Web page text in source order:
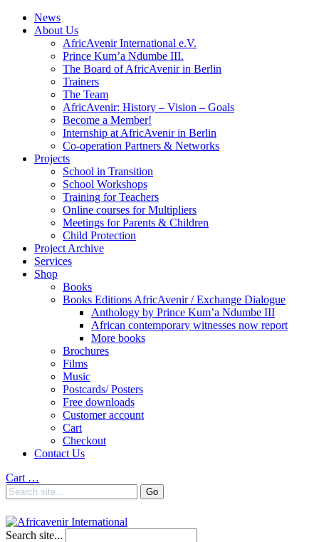
News
About Us
AfricAvenir International e.V.
Prince Kum’a Ndumbe III.
The Board of AfricAvenir in Berlin
Trainers
The Team
AfricAvenir: History – Vision – Goals
Become a Member!
Internship at AfricAvenir in Berlin
Co-operation Partners & Networks
Projects
School in Transition
School Workshops
Training for Teachers
Online courses for Multipliers
Meetings for Parents & Children
Child Protection
Project Archive
Services
Shop
Books
Books Editions AfricAvenir / Exchange Dialogue
Anthology by Prince Kum’a Ndumbe III
African contemporary witnesses now report
More books
Brochures
Films
Music
Postcards/ Posters
Free downloads
Customer account
Cart
Checkout
Contact Us
Cart …
Search site...